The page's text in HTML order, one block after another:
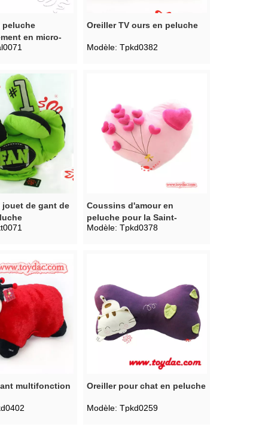
peluche
en micro-
Oreiller TV ours en peluche
Modèle: Tpkd0382
jouet de gant de
Coussins d'amour en
peluche pour la Saint-
Valentin
Modèle: Tpkd0378
multifonction
Oreiller pour chat en peluche
Modèle: Tpkd0259